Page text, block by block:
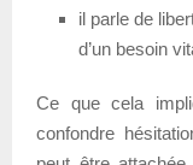
il parle de
d’un besoin
Ce que cela
confondre